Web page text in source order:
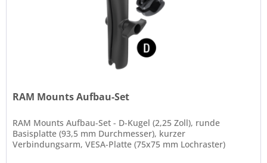
RAM Mounts Aufbau-Set
RAM Mounts Aufbau-Set - D-Kugel (2,25 Zoll), runde
Basisplatte (93,5 mm Durchmesser), kurzer
Verbindungsarm, VESA-Platte (75x75 mm Lochraster)